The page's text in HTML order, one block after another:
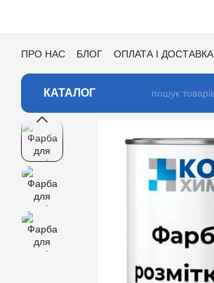
ПРО НАС БЛОГ ОПЛАТА І ДОСТАВКА
КАТАЛОГ